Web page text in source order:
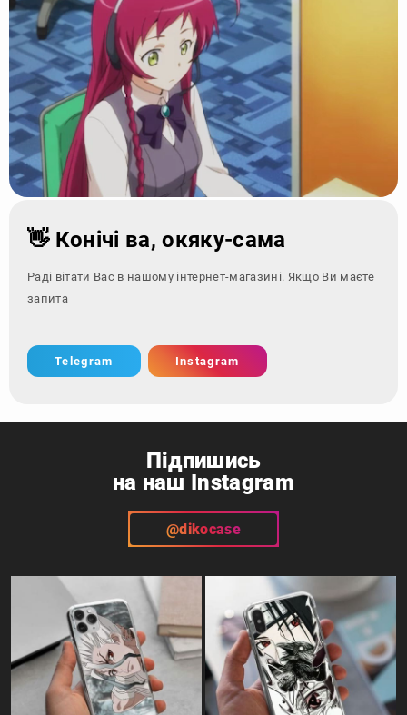
👋 Конічі ва, окяку-сама
Раді вітати Вас в нашому інтернет-магазині. Якщо Ви маєте
запитання - зверн
Telegram Instagram
Підпишись
на наш Instagram
@dikocase